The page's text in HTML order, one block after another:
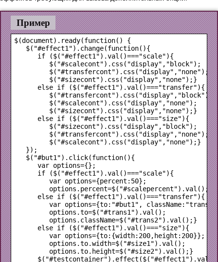
Пример
$(document).ready(function() {
   $("#effect1").change(function(){
      if ($("#effect1").val()==="scale"){
         $("#scalecont").css("display","block");
         $("#transfercont").css("display","none");
         $("#sizecont").css("display","none");}
      else if ($("#effect1").val()==="transfer"){
         $("#transfercont").css("display","block");
         $("#scalecont").css("display","none");
         $("#sizecont").css("display","none");}
      else if ($("#effect1").val()==="size"){
         $("#sizecont").css("display","block");
         $("#transfercont").css("display","none");
         $("#scalecont").css("display","none");}
   });
   $("#but1").click(function(){
      var options={};
      if ($("#effect1").val()==="scale"){
         var options={percent:50};
      else if ($("#effect1").val()==="transfer"){
var options={to:"#but1",
         options.to=$("#trans1").val();
      else if ($("#effect1").val()==="size"){
         var options={to:{width:200,height:200}};
         options.to.width=$("#size1").val();
         options.to.height=$("#size2").val();}